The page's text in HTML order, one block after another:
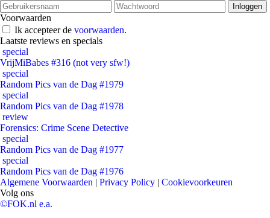
Voorwaarden
Ik accepteer de voorwaarden.
Laatste reviews en specials
special
VrijMiBabes #316 (not very sfw!)
special
Random Pics van de Dag #1979
special
Random Pics van de Dag #1978
review
Forensics: Crime Scene Detective
special
Random Pics van de Dag #1977
special
Random Pics van de Dag #1976
Algemene Voorwaarden | Privacy Policy | Cookievoorkeuren
Volg ons
©FOK.nl e.a.